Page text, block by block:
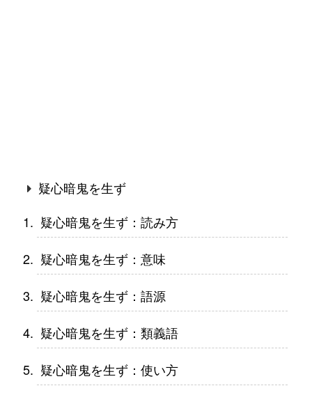
疑心暗鬼を生ず
疑心暗鬼を生ず：読み方
疑心暗鬼を生ず：意味
疑心暗鬼を生ず：語源
疑心暗鬼を生ず：類義語
疑心暗鬼を生ず：使い方